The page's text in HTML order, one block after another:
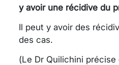
y avoir une récidive du
Il peut y avoir des
des cas.
(Le Dr Quilichini